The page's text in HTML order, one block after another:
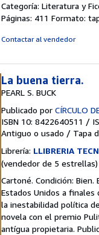
Categoría: Literatura y
Páginas: 411 Formato:
Contactar al vendedor
La buena tierra.
PEARL S. BUCK
Publicado por CÍRCULO
ISBN 10: 8422640511 /
Antiguo o usado / Tapa
Librería: LLIBRERIA
(vendedor de 5 estrellas)
Cartoné. Condición:
Estados Unidos a finales
la inestabilidad política
novela con el premio
antígua propietaria.